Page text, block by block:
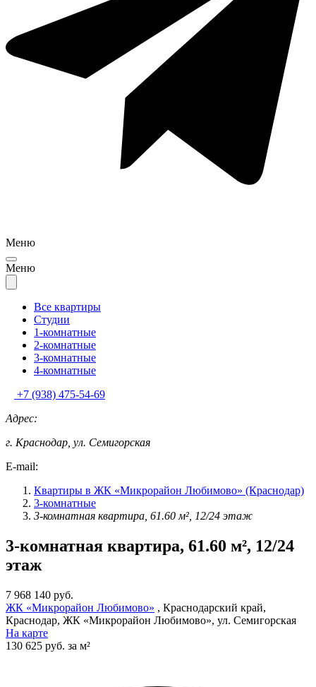
Меню
Меню
Все квартиры
Студии
1-комнатные
2-комнатные
3-комнатные
4-комнатные
+7 (938) 475-54-69
Адрес:
г. Краснодар, ул. Семигорская
E-mail:
Квартиры в ЖК «Микрорайон Любимово» (Краснодар)
3-комнатные
3-комнатная квартира, 61.60 м², 12/24 этаж
3-комнатная квартира, 61.60 м², 12/24
этаж
7 968 140 руб.
ЖК «Микрорайон Любимово» , Краснодарский край,
Краснодар, ЖК «Микрорайон Любимово», ул. Семигорская
На карте
130 625 руб. за м²